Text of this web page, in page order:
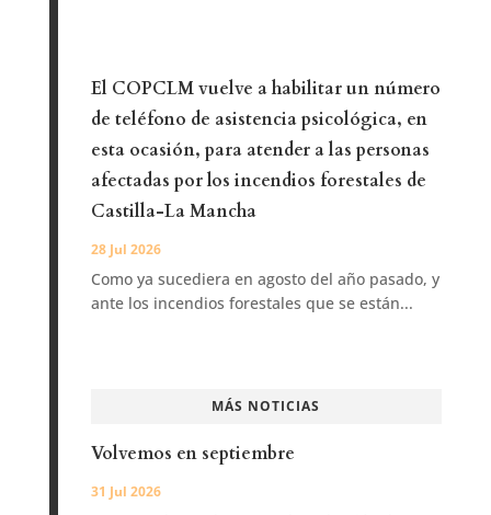
El COPCLM vuelve a habilitar un número
de teléfono de asistencia psicológica, en
esta ocasión, para atender a las personas
afectadas por los incendios forestales de
Castilla-La Mancha
28 Jul 2026
Como ya sucediera en agosto del año pasado, y
ante los incendios forestales que se están...
MÁS NOTICIAS
Volvemos en septiembre
31 Jul 2026